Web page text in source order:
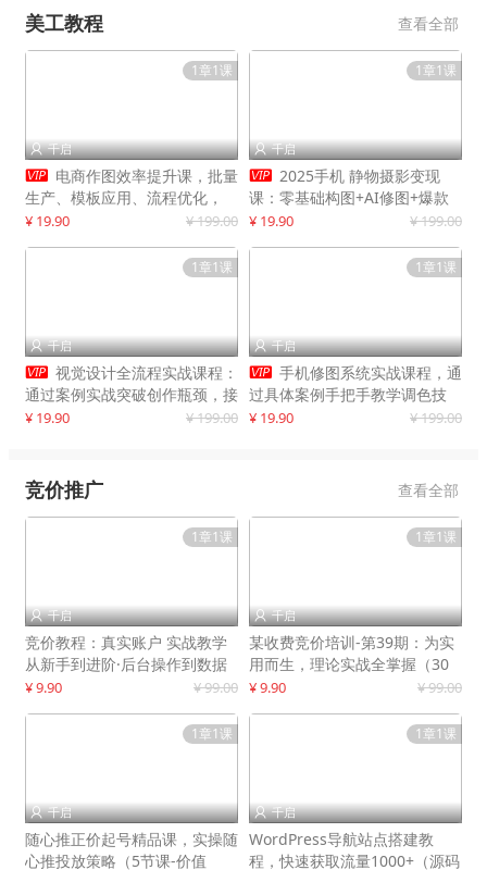
美工教程 查看全部
1章1课
 千启
 电商作图效率提升课，批量
生产、模板应用、流程优化，
20+细分品类实操案例，月赚3
¥ 19.90 ¥ 199.00
1章1课
 千启
 2025手机 静物摄影变现
课：零基础构图+AI修图+爆款
创作
¥ 19.90 ¥ 199.00
1章1课
 千启
 视觉设计全流程实战课程：
通过案例实战突破创作瓶颈，接
单月入20000+
¥ 19.90 ¥ 199.00
1章1课
 千启
 手机修图系统实战课程，通
过具体案例手把手教学调色技
巧，实现副业变现
¥ 19.90 ¥ 199.00
竞价推广 查看全部
1章1课
 千启
竞价教程：真实账户 实战教学
从新手到进阶·后台操作到数据
优化
¥ 9.90 ¥ 99.00
1章1课
 千启
某收费竞价培训-第39期：为实
用而生，理论实战全掌握（30
节课）
¥ 9.90 ¥ 99.00
1章1课
 千启
随心推正价起号精品课，实操随
心推投放策略（5节课-价值
1章1课
 千启
WordPress导航站点搭建教
程，快速获取流量1000+（源码